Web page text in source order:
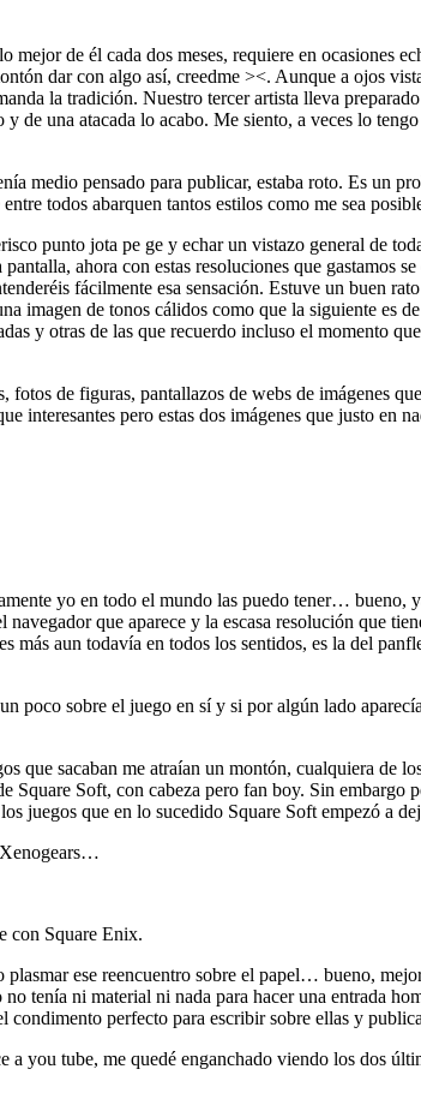
de él cada dos meses, requiere en ocasiones
dar con algo así, creedme ><. Aunque a ojos
la tradición. Nuestro tercer artista lleva
de una atacada lo acabo. Me siento, a veces lo
medio pensado para publicar, estaba roto. Es un
todos abarquen tantos estilos como me sea
punto jota pe ge y echar un vistazo general de
ahora con estas resoluciones que gastamos
fácilmente esa sensación. Estuve un buen
imagen de tonos cálidos como que la siguiente es
y otras de las que recuerdo incluso el momento
de figuras, pantallazos de webs de imágenes
pero estas dos imágenes que justo en
yo en todo el mundo las puedo tener… bueno,
que aparece y la escasa resolución que
aun todavía en todos los sentidos, es la del
poco sobre el juego en sí y si por algún lado
que sacaban me atraían un montón, cualquiera de
Square Soft, con cabeza pero fan boy. Sin
juegos que en lo sucedido Square Soft empezó a
Xenogears…
con Square Enix.
ese reencuentro sobre el papel… bueno,
tenía ni material ni nada para hacer una entrada
perfecto para escribir sobre ellas y
you tube, me quedé enganchado viendo los dos